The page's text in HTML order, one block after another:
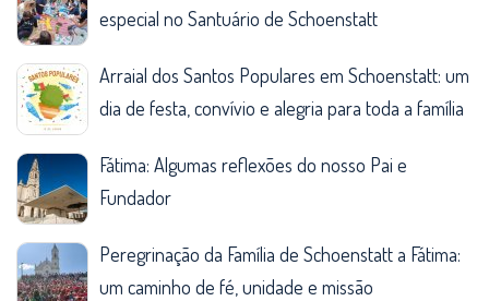
especial no Santuário de Schoenstatt
Arraial dos Santos Populares em Schoenstatt: um
dia de festa, convívio e alegria para toda a família
Fátima: Algumas reflexões do nosso Pai e
Fundador
Peregrinação da Família de Schoenstatt a Fátima:
um caminho de fé, unidade e missão